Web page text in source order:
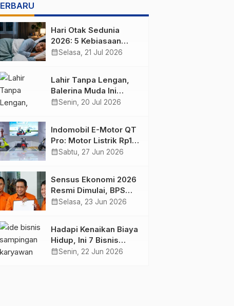
Hari Otak Sedunia
2026: 5 Kebiasaan
Harian yang Menjaga
calendar_monthSelasa, 21 Jul 2026
Lahir Tanpa Lengan,
Balerina Muda Ini
Inspirasi Ratusan Ribu
calendar_monthSenin, 20 Jul 2026
Indomobil E-Motor QT
Pro: Motor Listrik Rp18
Jutaan yang Bikin
calendar_monthSabtu, 27 Jun 2026
Sensus Ekonomi 2026
Resmi Dimulai, BPS
Tambah Tiga Sektor
calendar_monthSelasa, 23 Jun 2026
Hadapi Kenaikan Biaya
Hidup, Ini 7 Bisnis
Sampingan untuk
calendar_monthSenin, 22 Jun 2026